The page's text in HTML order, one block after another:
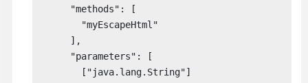
      "methods": [
        "myEscapeHtml"
      ],
      "parameters": [
        ["java.lang.String"]